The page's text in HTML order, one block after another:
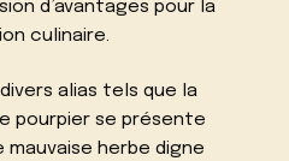
d’avantages pour la
culinaire.
alias tels que la
pourpier se présente
mauvaise herbe digne